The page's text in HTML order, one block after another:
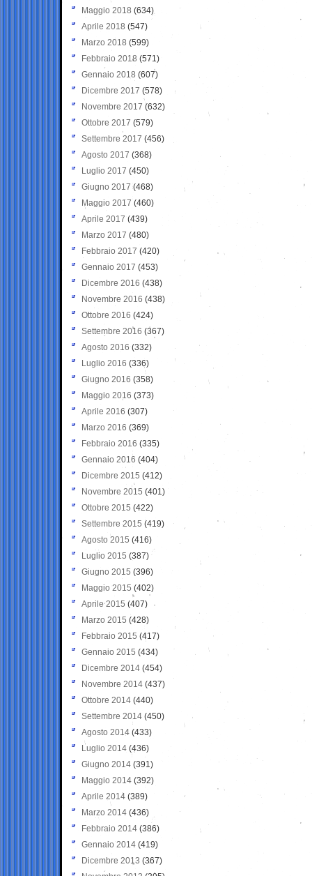
Maggio 2018 (634)
Aprile 2018 (547)
Marzo 2018 (599)
Febbraio 2018 (571)
Gennaio 2018 (607)
Dicembre 2017 (578)
Novembre 2017 (632)
Ottobre 2017 (579)
Settembre 2017 (456)
Agosto 2017 (368)
Luglio 2017 (450)
Giugno 2017 (468)
Maggio 2017 (460)
Aprile 2017 (439)
Marzo 2017 (480)
Febbraio 2017 (420)
Gennaio 2017 (453)
Dicembre 2016 (438)
Novembre 2016 (438)
Ottobre 2016 (424)
Settembre 2016 (367)
Agosto 2016 (332)
Luglio 2016 (336)
Giugno 2016 (358)
Maggio 2016 (373)
Aprile 2016 (307)
Marzo 2016 (369)
Febbraio 2016 (335)
Gennaio 2016 (404)
Dicembre 2015 (412)
Novembre 2015 (401)
Ottobre 2015 (422)
Settembre 2015 (419)
Agosto 2015 (416)
Luglio 2015 (387)
Giugno 2015 (396)
Maggio 2015 (402)
Aprile 2015 (407)
Marzo 2015 (428)
Febbraio 2015 (417)
Gennaio 2015 (434)
Dicembre 2014 (454)
Novembre 2014 (437)
Ottobre 2014 (440)
Settembre 2014 (450)
Agosto 2014 (433)
Luglio 2014 (436)
Giugno 2014 (391)
Maggio 2014 (392)
Aprile 2014 (389)
Marzo 2014 (436)
Febbraio 2014 (386)
Gennaio 2014 (419)
Dicembre 2013 (367)